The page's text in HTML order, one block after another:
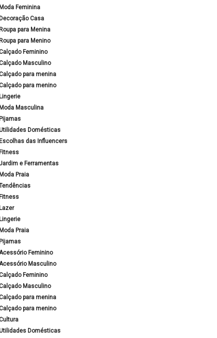
Feminina
Casa
para Menina
para Menino
Feminino
Masculino
para menina
para menino
Masculina
Domésticas
das Influencers
e Ferramentas
Praia
Praia
Feminino
Masculino
Feminino
Masculino
para menina
para menino
Domésticas